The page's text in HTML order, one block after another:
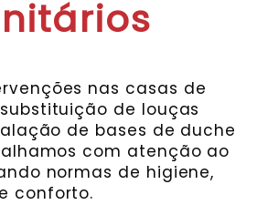
nas casas de
de louças
de bases de duche
com atenção ao
normas de higiene,
conforto.